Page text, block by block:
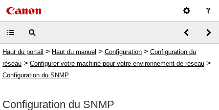
Haut du portail > Haut du manuel > Configuration > Configuration du
réseau > Configurer votre machine pour votre environnement de réseau >
Configuration du SNMP
Configuration du SNMP